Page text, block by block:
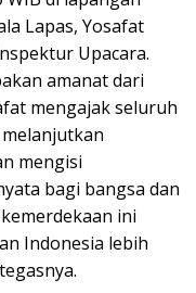
Lapas, Yosafat
Upacara.
amanat dari
mengajak seluruh
mengisi
bagi bangsa dan
ini
Indonesia lebih